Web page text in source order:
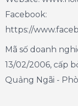
Facebook:
https://
Mã số doanh
13/02/2006, cấp
Quảng Ngãi -